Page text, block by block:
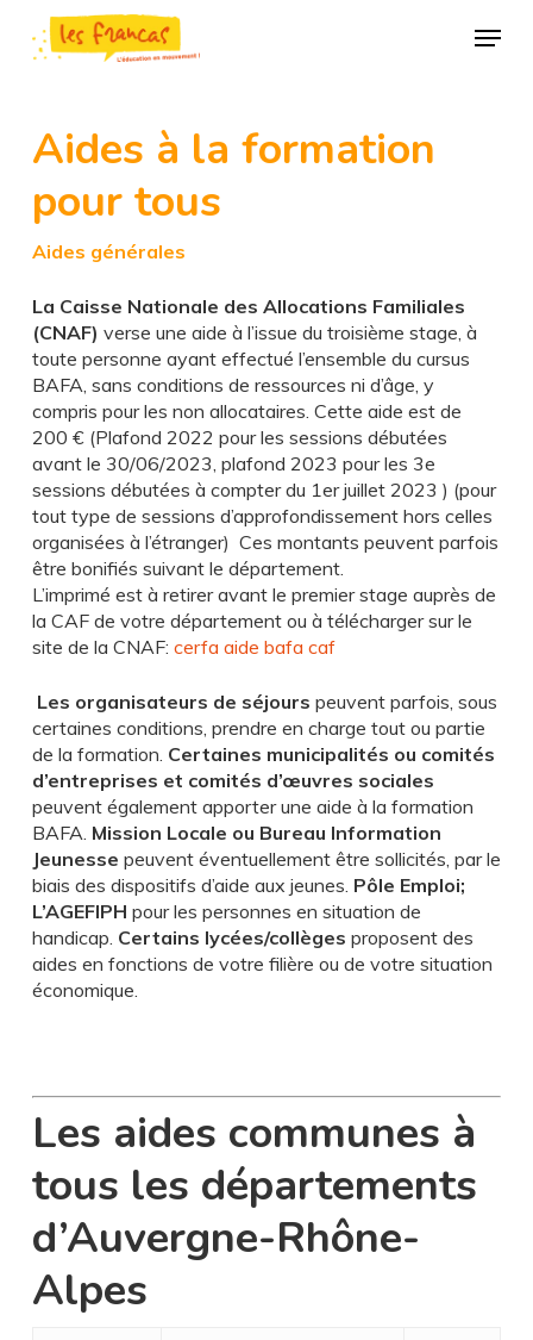
Panneau de gestion des cookies
main
Menu
Aides à la formation
pour tous
Aides générales
La Caisse Nationale des Allocations Familiales
(CNAF) verse une aide à l’issue du troisième stage, à
toute personne ayant effectué l’ensemble du cursus
BAFA, sans conditions de ressources ni d’âge, y
compris pour les non allocataires. Cette aide est de
200 € (Plafond 2022 pour les sessions débutées
avant le 30/06/2023, plafond 2023 pour les 3e
sessions débutées à compter du 1er juillet 2023 ) (pour
tout type de sessions d’approfondissement hors celles
organisées à l’étranger) Ces montants peuvent parfois
être bonifiés suivant le département.
L’imprimé est à retirer avant le premier stage auprès de
la CAF de votre département ou à télécharger sur le
site de la CNAF: cerfa aide bafa caf
Les organisateurs de séjours peuvent parfois, sous
certaines conditions, prendre en charge tout ou partie
de la formation. Certaines municipalités ou comités
d’entreprises et comités d’œuvres sociales
peuvent également apporter une aide à la formation
BAFA. Mission Locale ou Bureau Information
Jeunesse peuvent éventuellement être sollicités, par le
biais des dispositifs d’aide aux jeunes. Pôle Emploi;
L’AGEFIPH pour les personnes en situation de
handicap. Certains lycées/collèges proposent des
aides en fonctions de votre filière ou de votre situation
économique.
Les aides communes à
tous les départements
d’Auvergne-Rhône-
Alpes